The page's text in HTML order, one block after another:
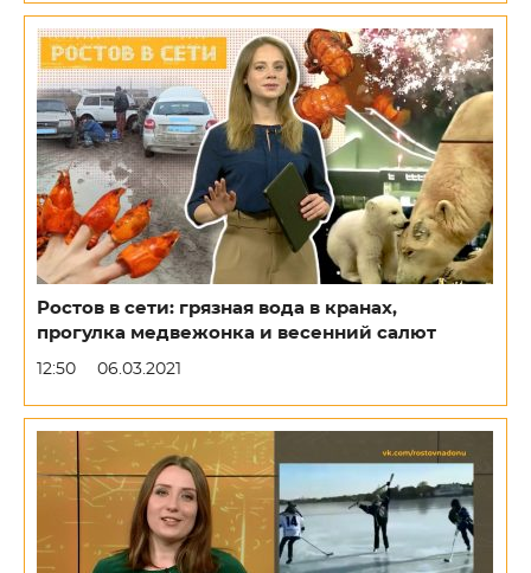
Ростов в сети: грязная вода в кранах,
прогулка медвежонка и весенний салют
12:50 06.03.2021